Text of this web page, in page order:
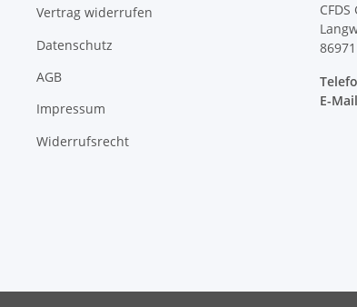
Vertrag widerrufen
Datenschutz
AGB
Impressum
Widerrufsrecht
CFDS
E-